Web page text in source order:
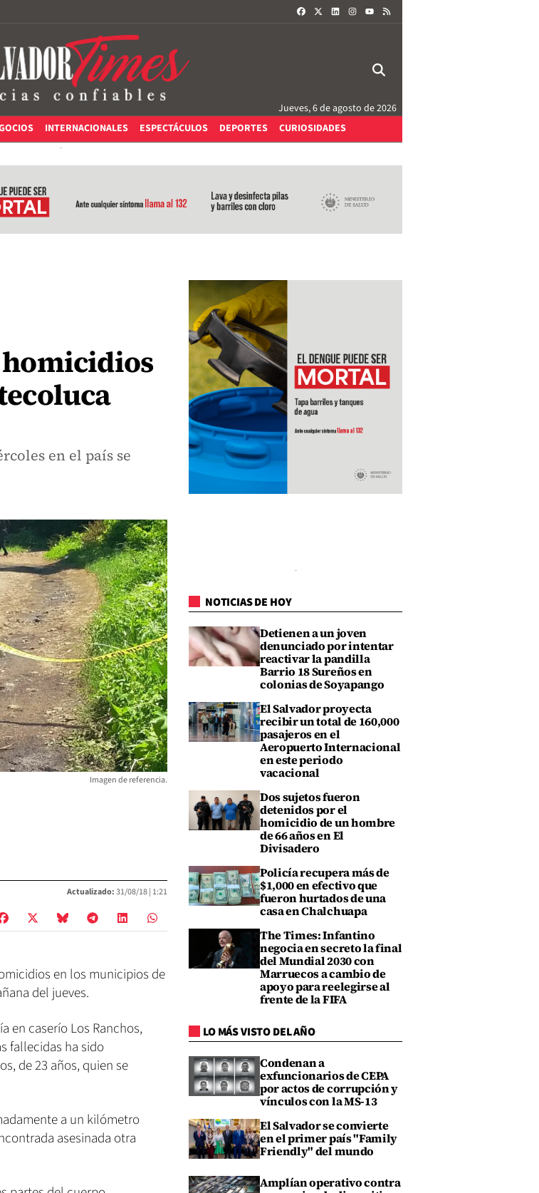
FACEBOOKLINKEDININSTAGRAM
Jueves, 6 de agosto de 2026
INTERNACIONALES ESPECTÁCULOS DEPORTES CURIOSIDADES
homicidios
en el país se
Imagen de referencia.
Actualizado:31/08/18 | 1:21
en los municipios de
del jueves.
en caserío Los Ranchos,
fallecidas ha sido
de 23 años, quien se
a un kilómetro
asesinada otra
NOTICIAS DE HOY
Detienen a un joven
denunciado por intentar
reactivar la pandilla
Barrio 18 Sureños en
colonias de Soyapango
El Salvador proyecta
recibir un total de 160,000
pasajeros en el
Aeropuerto Internacional
en este periodo
vacacional
Dos sujetos fueron
detenidos por el
homicidio de un hombre
de 66 años en El
Divisadero
Policía recupera más de
$1,000 en efectivo que
fueron hurtados de una
casa en Chalchuapa
The Times: Infantino
negocia en secreto la final
del Mundial 2030 con
Marruecos a cambio de
apoyo para reelegirse al
frente de la FIFA
LO MÁS VISTO DEL AÑO
Condenan a
exfuncionarios de CEPA
por actos de corrupción y
vínculos con la MS-13
El Salvador se convierte
en el primer país "Family
Friendly" del mundo
Amplían operativo contra